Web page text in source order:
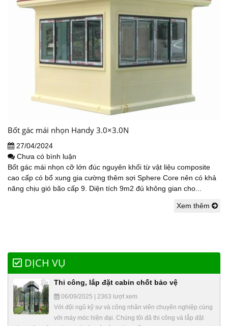
Bốt gác mái nhọn Handy 3.0×3.0N
27/04/2024
Chưa có bình luận
Bốt gác mái nhọn cỡ lớn đúc nguyên khối từ vật liệu composite
cao cấp có bổ xung gia cường thêm sợi Sphere Core nên có khả
năng chịu gió bão cấp 9. Diện tích 9m2 đủ không gian cho...
Xem thêm
DỊCH VỤ
Thi công, lắp đặt cabin chốt bảo vệ
06/09/2025 | 2363 lượt xem
Với đội ngũ kỹ sư và công nhân viên chuyên nghiệp cùng
với máy móc hiện đại. Chúng tôi đã thi công và lắp đặt